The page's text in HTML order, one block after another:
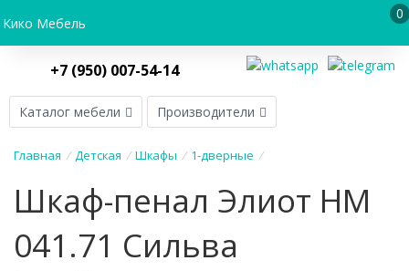
Кико Мебель
0
+7 (950) 007-54-14
Каталог мебели Производители
Главная / Детская / Шкафы / 1-дверные /
Шкаф-пенал Элиот НМ
041.71 Сильва